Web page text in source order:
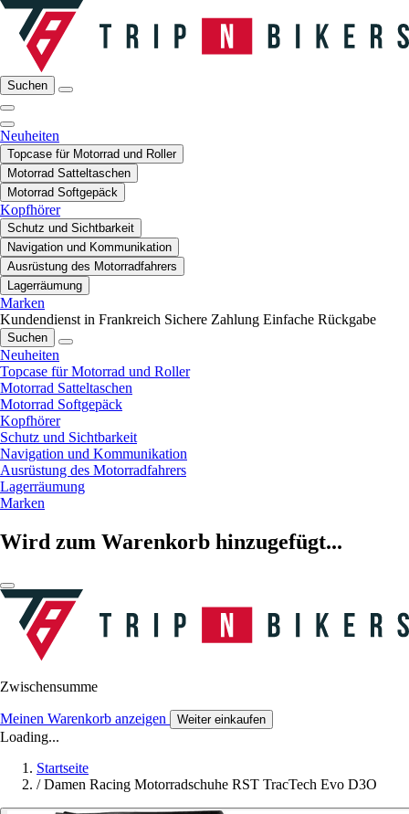
Suchen
Neuheiten
Topcase für Motorrad und Roller
Motorrad Satteltaschen
Motorrad Softgepäck
Kopfhörer
Schutz und Sichtbarkeit
Navigation und Kommunikation
Ausrüstung des Motorradfahrers
Lagerräumung
Marken
Kundendienst in Frankreich Sichere Zahlung Einfache Rückgabe
Suchen
Neuheiten
Topcase für Motorrad und Roller
Motorrad Satteltaschen
Motorrad Softgepäck
Kopfhörer
Schutz und Sichtbarkeit
Navigation und Kommunikation
Ausrüstung des Motorradfahrers
Lagerräumung
Marken
Wird zum Warenkorb hinzugefügt...
Zwischensumme
Meinen Warenkorb anzeigen Weiter einkaufen
Loading...
Startseite
/ Damen Racing Motorradschuhe RST TracTech Evo D3O